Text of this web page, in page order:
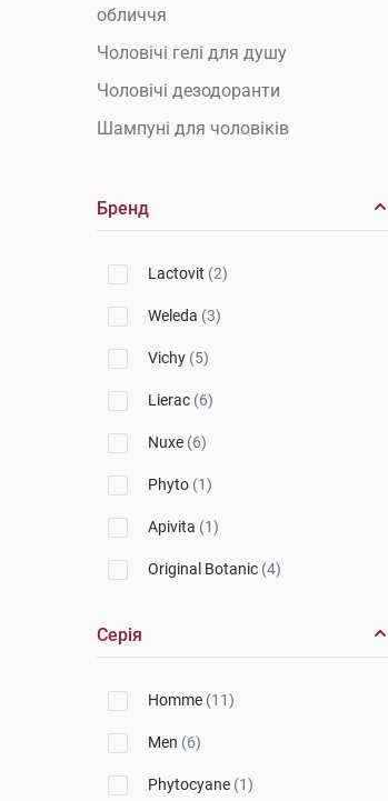
обличчя
Чоловічі гелі для душу
Чоловічі дезодоранти
Шампуні для чоловіків
Бренд
Lactovit (2)
Weleda (3)
Vichy (5)
Lierac (6)
Nuxe (6)
Phyto (1)
Apivita (1)
Original Botanic (4)
Серія
Homme (11)
Men (6)
Phytocyane (1)